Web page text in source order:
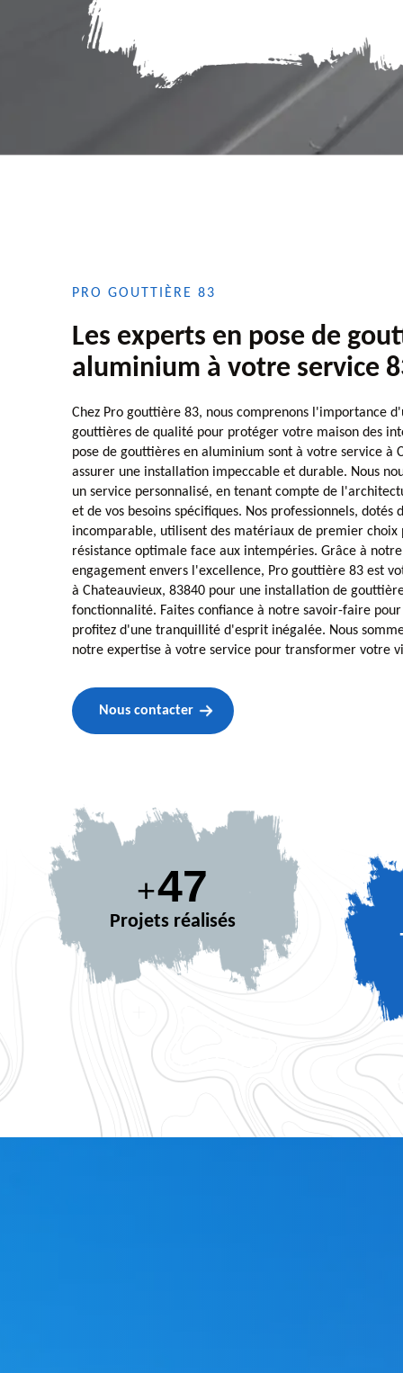
PRO GOUTTIÈRE 83
Les experts en pose de
aluminium à votre service
Chez Pro gouttière 83, nous comprenons l'importance
gouttières de qualité pour protéger votre maison des
pose de gouttières en aluminium sont à votre service à
assurer une installation impeccable et durable. Nous
un service personnalisé, en tenant compte de
et de vos besoins spécifiques. Nos professionnels, dotés
incomparable, utilisent des matériaux de premier
résistance optimale face aux intempéries. Grâce à
engagement envers l'excellence, Pro gouttière 83 est
à Chateauvieux, 83840 pour une installation de
fonctionnalité. Faites confiance à notre savoir-faire
profitez d'une tranquillité d'esprit inégalée. Nous
notre expertise à votre service pour transformer votre
Nous contacter
+63
Projets réalisés
Accessoires gouttiere